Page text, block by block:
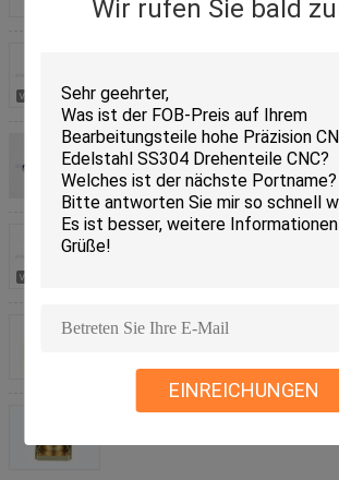
Wir rufen Sie bald
EINREICHUNGEN
Hohe Präzisions-Spezialitäten-
ISO-Spezialitäten-Hardware-
Messingspiegel schraubt/
gekerbte Rundkopf-
Dauerhafte Spezialitäten-
Gelbe anodisiertes Aluminium
T6 für Fahrzeugkarosserie
120mm neutrale genaue